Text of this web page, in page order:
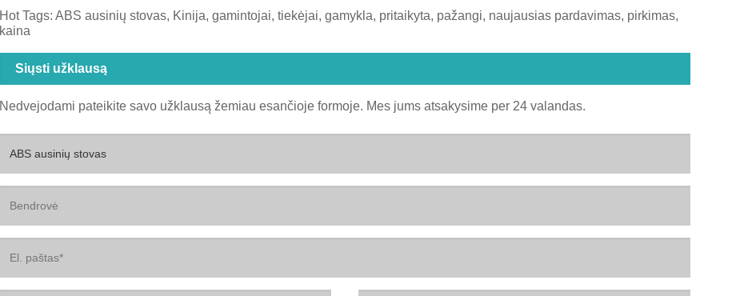
Hot Tags: ABS ausinių stovas, Kinija, gamintojai, tiekėjai, gamykla, pritaikyta, pažangi, naujausias pardavimas, pirkimas,
kaina
Siųsti užklausą
Nedvejodami pateikite savo užklausą žemiau esančioje formoje. Mes jums atsakysime per 24 valandas.